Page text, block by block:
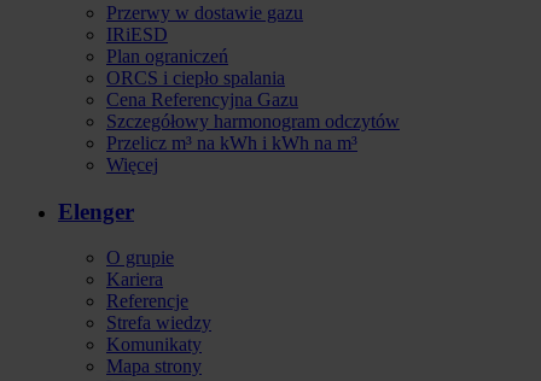
Przerwy w dostawie gazu
IRiESD
Plan ograniczeń
ORCS i ciepło spalania
Cena Referencyjna Gazu
Szczegółowy harmonogram odczytów
Przelicz m³ na kWh i kWh na m³
Więcej
Elenger
O grupie
Kariera
Referencje
Strefa wiedzy
Komunikaty
Mapa strony